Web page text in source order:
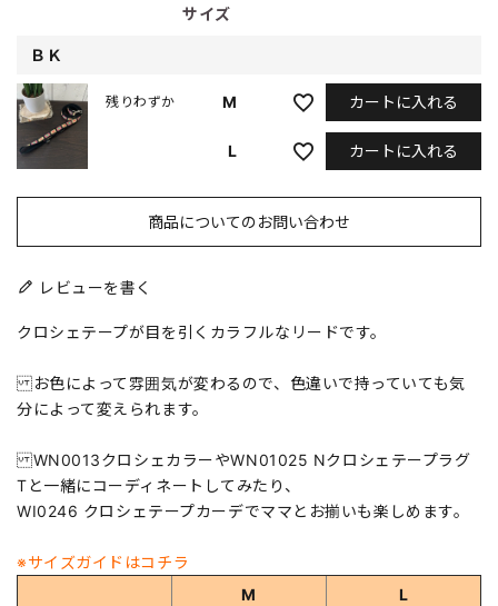
サイズ
ＢＫ
M
残りわずか カートに入れる
L カートに入れる
商品についてのお問い合わせ
レビューを書く
クロシェテープが目を引くカラフルなリードです。
お色によって雰囲気が変わるので、色違いで持っていても気
分によって変えられます。
WN0013クロシェカラーやWN01025 Nクロシェテープラグ
Tと一緒にコーディネートしてみたり、
WI0246 クロシェテープカーデでママとお揃いも楽しめます。
※サイズガイドはコチラ
M
L